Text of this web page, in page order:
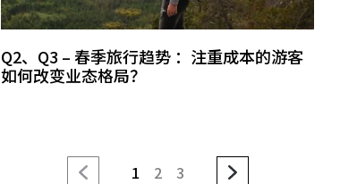
Q2、Q3 – 春季旅行趋势 ：注重成本的游客
如何改变业态格局？
1 2 3